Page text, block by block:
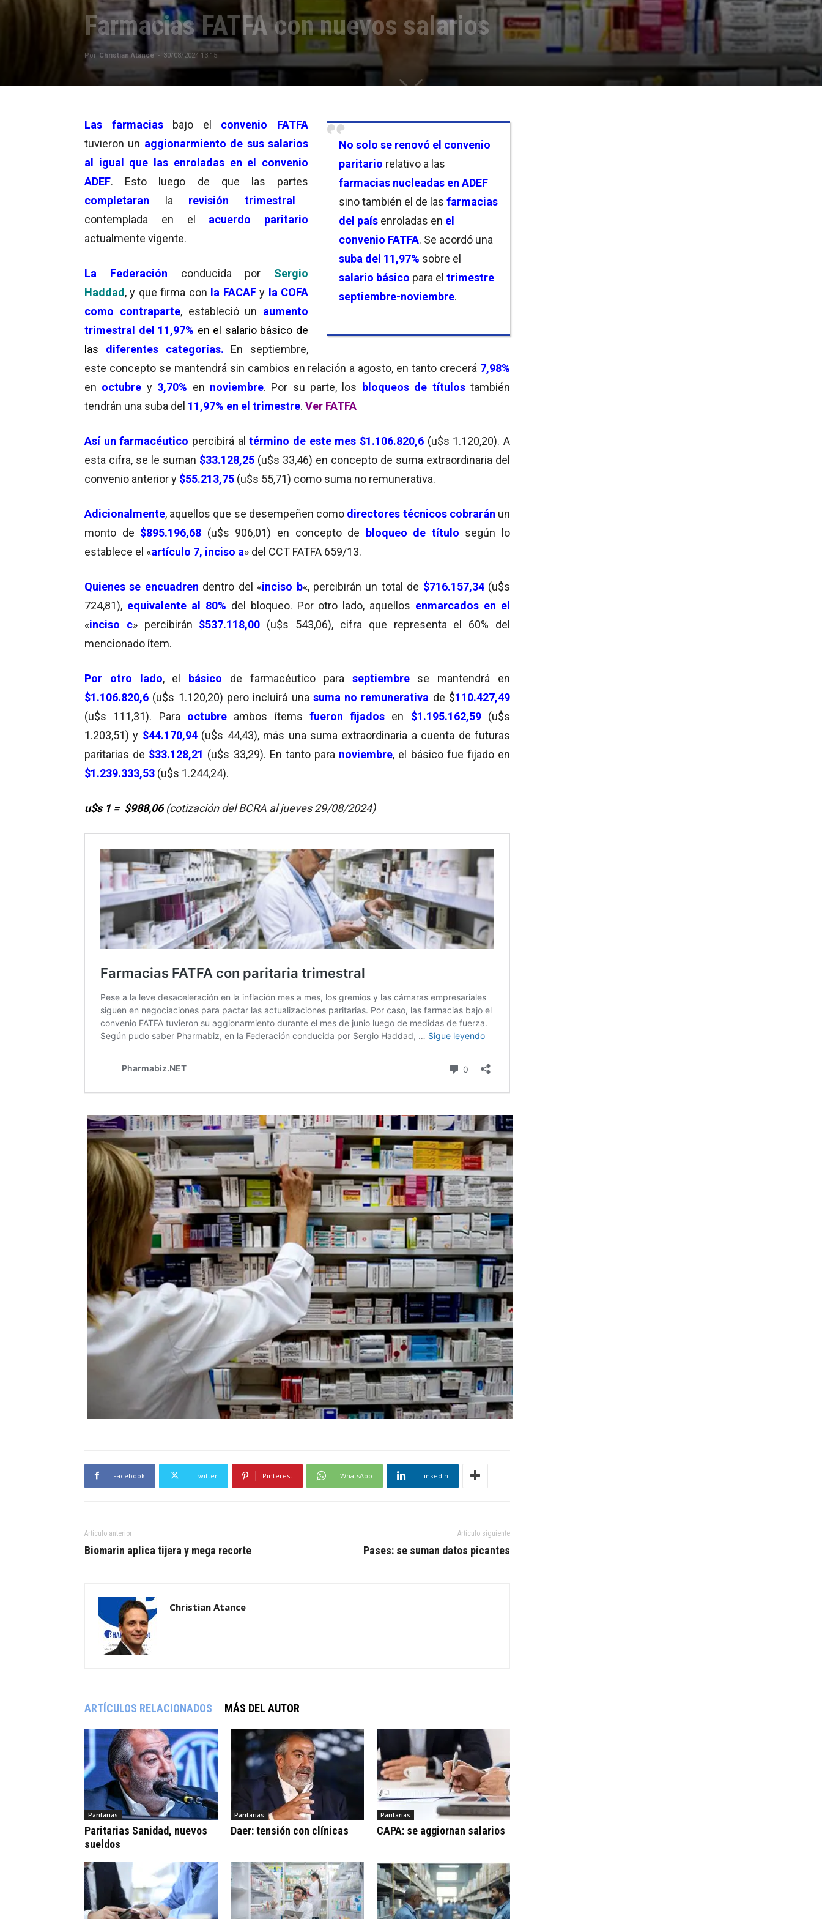
Farmacias FATFA con nuevos salarios
Por Christian Atance - 30/08/2024 13:15
No solo se renovó el convenio
paritario relativo a las
farmacias nucleadas en ADEF
sino también el de las farmacias
del país enroladas en el
convenio FATFA. Se acordó una
suba del 11,97% sobre el
salario básico para el trimestre
septiembre-noviembre.
Las farmacias bajo el convenio
FATFA
tuvieron un aggionarmiento de sus salarios
al igual que las enroladas en el convenio
ADEF. Esto luego de que las partes
completaran la revisión trimestral
contemplada en el acuerdo paritario
actualmente vigente.
La Federación conducida por Sergio
Haddad, y que firma con la FACAFy la COFA
como contraparte, estableció un aumento
trimestral del 11,97% en el salario básico de
las diferentes categorías. En septiembre,
este concepto se mantendrá sin cambios en relación a agosto, en tanto crecerá 7,98%
en octubre y 3,70% en noviembre. Por su parte, los bloqueos de títulos también
tendrán una suba del 11,97% en el trimestre. Ver FATFA
Así un farmacéutico percibirá altérmino de este mes $1.106.820,6 (u$s 1.120,20). A
esta cifra, se le suman $33.128,25 (u$s 33,46) en concepto de suma extraordinaria del
convenio anterior y $55.213,75 (u$s 55,71) como suma no remunerativa.
Adicionalmente, aquellos que se desempeñen como directores técnicos cobrarán un
monto de $895.196,68 (u$s 906,01) en concepto de bloqueo de título según lo
establece el «artículo 7, inciso a» del CCT FATFA 659/13.
Quienes se encuadren dentro del «inciso b«, percibirán un total de $716.157,34 (u$s
724,81), equivalente al 80% del bloqueo. Por otro lado, aquellos enmarcados en el
«inciso c» percibirán $537.118,00 (u$s 543,06), cifra que representa el 60% del
mencionado ítem.
Por otro lado, el básico de farmacéutico para septiembre
se mantendrá en
$1.106.820,6 (u$s 1.120,20) pero incluirá una suma no remunerativa de $110.427,49
(u$s 111,31). Para octubreambos ítems fueron fijados en $1.195.162,59(u$s
1.203,51) y $44.170,94(u$s 44,43), más una suma extraordinaria a cuenta de futuras
paritarias de $33.128,21 (u$s 33,29). En tanto para noviembre, el básico fue fijado en
$1.239.333,53 (u$s 1.244,24).
u$s 1 = $988,06 (cotización del BCRA al jueves 29/08/2024)
Facebook Twitter Pinterest WhatsApp Linkedin
Artículo anterior
Biomarin aplica tijera y mega recorte
Artículo siguiente
Pases: se suman datos picantes
Christian Atance
ARTÍCULOS RELACIONADOS MÁS DEL AUTOR
Paritarias
Paritarias Sanidad, nuevos
sueldos
Paritarias
Daer: tensión con clínicas
Paritarias
CAPA: se aggiornan salarios